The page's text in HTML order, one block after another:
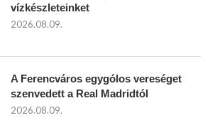
vízkészleteinket
2026.08.09.
A Ferencváros egygólos vereséget
szenvedett a Real Madridtól
2026.08.09.